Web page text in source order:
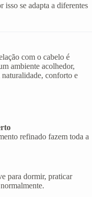
isso se adapta a diferentes
com o cabelo é
ambiente acolhedor,
conforto e
refinado fazem toda a
para dormir, praticar